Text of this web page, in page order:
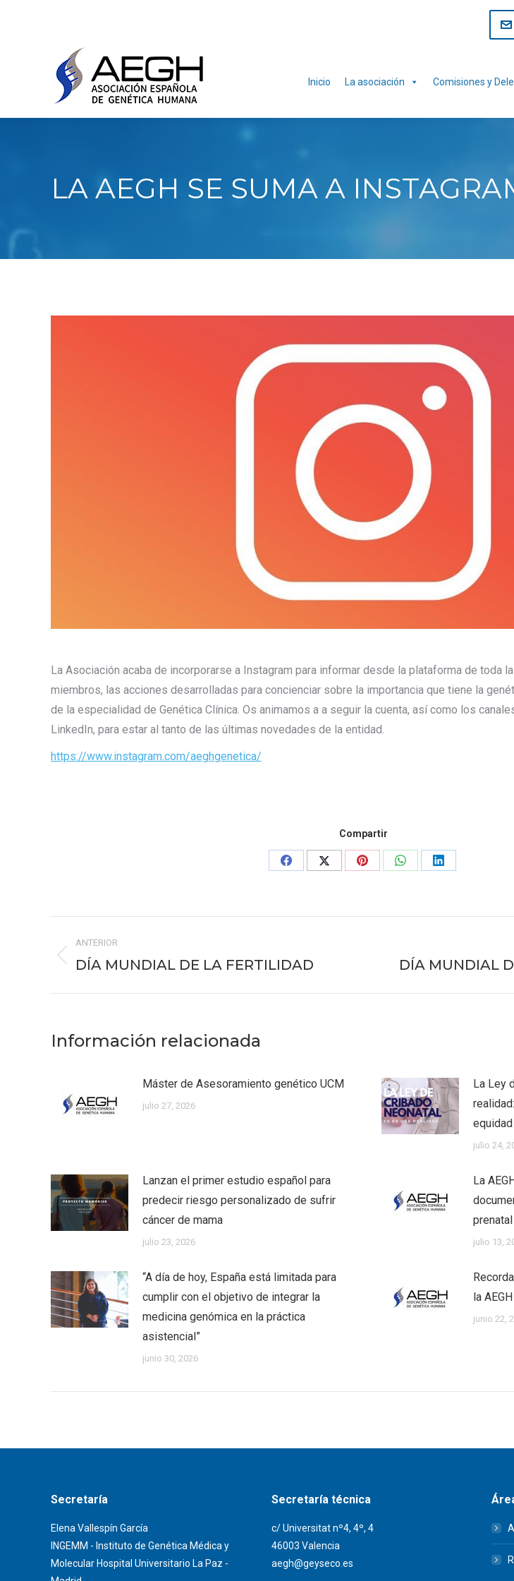
Inicio La asociación Comisiones y
LA AEGH SE SUMA A
La Asociación acaba de incorporarse a Instagram para informar desde la plataforma de toda
miembros, las acciones desarrolladas para concienciar sobre la importancia que tiene la
de la especialidad de Genética Clínica. Os animamos a a seguir la cuenta, así como los
LinkedIn, para estar al tanto de las últimas novedades de la entidad.
https://www.instagram.com/aeghgenetica/
Compartir
Share
Share
Share
Share
Share
entre
publicaciones
ANTERIOR
Publicación
DÍA MUNDIAL DE LA FERTILIDAD
Publicación
DÍA MUNDIAL
Información relacionada
Máster de Asesoramiento genético UCM
julio 27, 2026
La Ley
julio 24,
Lanzan el primer estudio español para
predecir riesgo personalizado de sufrir
cáncer de mama
julio 23, 2026
La
julio 13,
“A día de hoy, España está limitada para
cumplir con el objetivo de integrar la
medicina genómica en la práctica
asistencial”
junio 30, 2026
la AEGH
junio 22,
Secretaría
Elena Vallespín García
INGEMM - Instituto de Genética Médica y
Molecular Hospital Universitario La Paz -
Secretaría técnica
c/ Universitat nº4, 4º, 4
46003 Valencia
aegh@geyseco.es